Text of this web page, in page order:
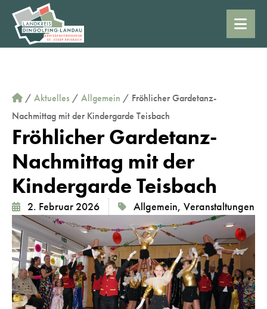
/ Aktuelles / Allgemein / Fröhlicher Gardetanz-
Nachmittag mit der Kindergarde Teisbach
Fröhlicher Gardetanz-
Nachmittag mit der
Kindergarde Teisbach
2. Februar 2026 Allgemein, Veranstaltungen